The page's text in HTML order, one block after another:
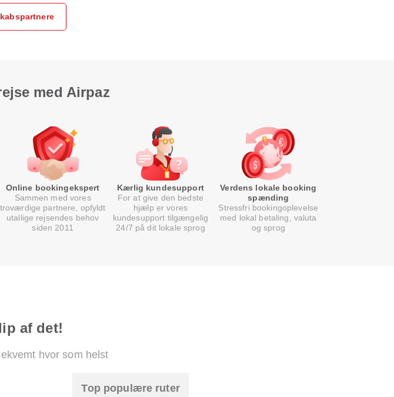
med Airpaz
Online bookingekspert
Sammen med vores
troværdige partnere, opfyldt
utallige rejsendes behov
siden 2011
Kærlig kundesupport
For at give den bedste
hjælp er vores
kundesupport tilgængelig
24/7 på dit lokale sprog
Verdens lokale booking
spænding
Stressfri bookingoplevelse
med lokal betaling, valuta
og sprog
af det!
hvor som helst
Top populære ruter